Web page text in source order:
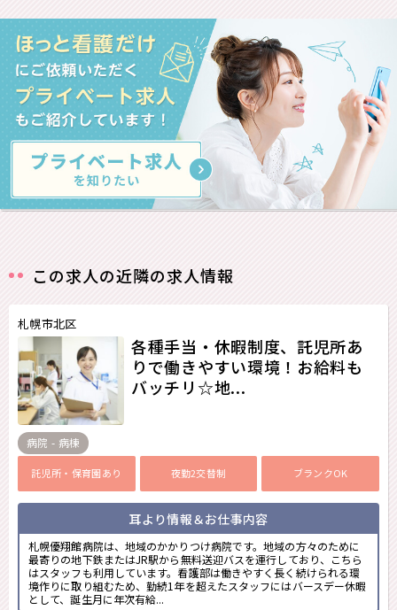
この求人の近隣の求人情報
札幌市北区
各種手当・休暇制度、託児所あ
りで働きやすい環境！お給料も
バッチリ☆地...
病院 - 病棟
託児所・保育園あり 夜勤2交替制 ブランクOK
耳より情報＆お仕事内容
札幌優翔館病院は、地域のかかりつけ病院です。地域の方々のために
最寄りの地下鉄またはJR駅から無料送迎バスを運行しており、こちら
はスタッフも利用しています。看護部は働きやすく長く続けられる環
境作りに取り組むため、勤続1年を超えたスタッフにはバースデー休暇
として、誕生月に年次有給...